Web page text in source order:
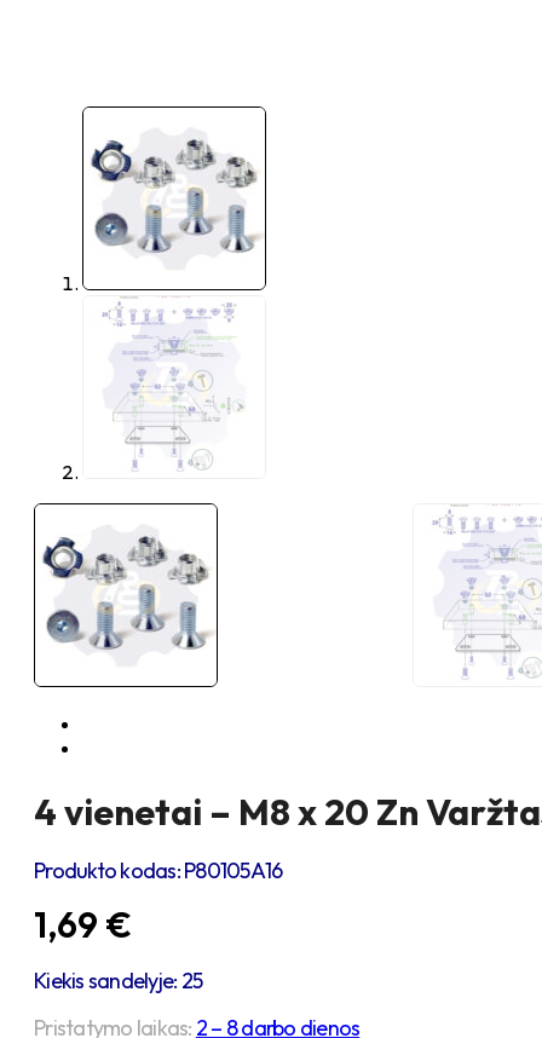
4 vienetai – M8 x 20 Zn
Produkto kodas:P80105A16
1,69 €
Kiekis sandelyje: 25
Pristatymo laikas: 2 – 8 darbo dienos